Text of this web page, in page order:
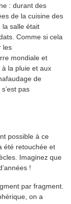
: durant des
de la cuisine des
la salle était
Comme si cela
les
mondiale et
la pluie et aux
de
pas
possible à ce
été retouchée et
Imaginez que
!
par fragment.
on a